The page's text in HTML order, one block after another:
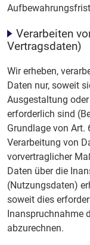
Verarbeiten
Vertragsdaten)
Wir erheben,
Daten nur, soweit
Ausgestaltung
erforderlich sind
Grundlage von Art.
Verarbeitung von
vorvertraglicher
Daten über die
(Nutzungsdaten)
soweit dies
Inanspruchnahme
abzurechnen.